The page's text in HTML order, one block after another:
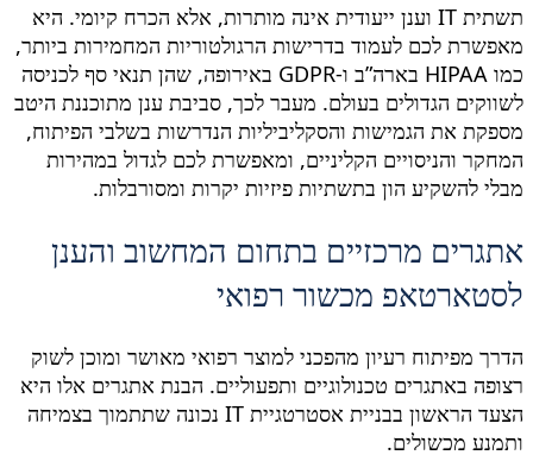
תשתית IT וענן ייעודית אינה מותרות, אלא הכרח קיומי. היא
מאפשרת לכם לעמוד בדרישות הרגולטוריות המחמירות ביותר,
כמו HIPAA בארה”ב ו-GDPR באירופה, שהן תנאי סף לכניסה
לשווקים הגדולים בעולם. מעבר לכך, סביבת ענן מתוכננת היטב
מספקת את הגמישות והסקליביליות הנדרשות בשלבי הפיתוח,
המחקר והניסויים הקליניים, ומאפשרת לכם לגדול במהירות
מבלי להשקיע הון בתשתיות פיזיות יקרות ומסורבלות.
אתגרים מרכזיים בתחום המחשוב והענן
לסטארטאפ מכשור רפואי
הדרך מפיתוח רעיון מהפכני למוצר רפואי מאושר ומוכן לשוק
רצופה באתגרים טכנולוגיים ותפעוליים. הבנת אתגרים אלו היא
הצעד הראשון בבניית אסטרטגיית IT נכונה שתתמוך בצמיחה
ותמנע מכשולים.